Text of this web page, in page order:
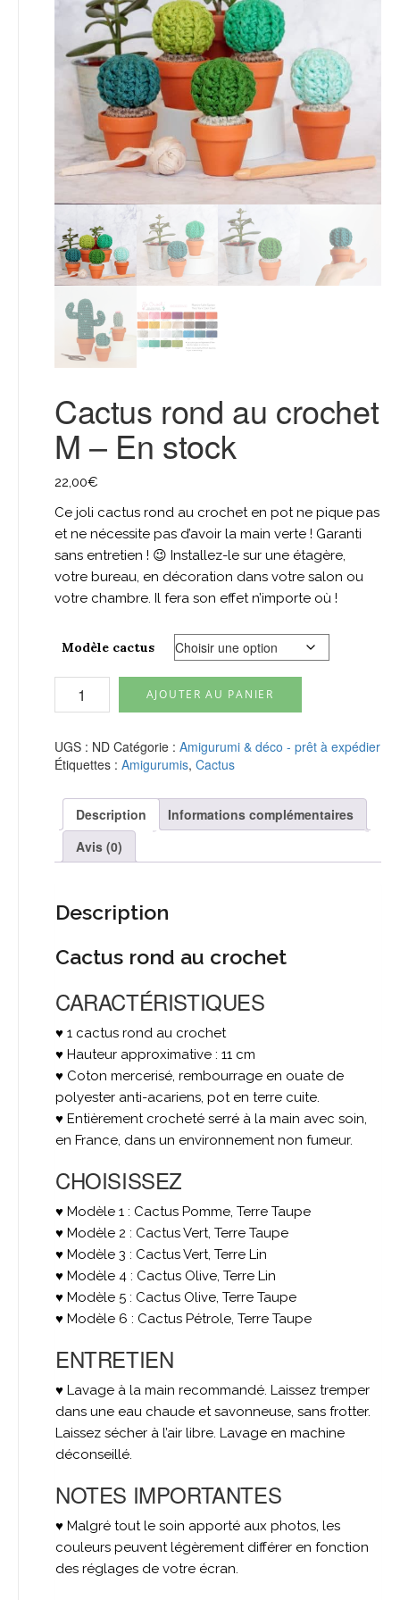
Cactus rond au crochet
M – En stock
22,00€
Ce joli cactus rond au crochet en pot ne pique pas
et ne nécessite pas d’avoir la main verte ! Garanti
sans entretien ! 😉 Installez-le sur une étagère,
votre bureau, en décoration dans votre salon ou
votre chambre. Il fera son effet n’importe où !
Modèle cactus
rond
au
crochet
En
stock
AJOUTER AU PANIER
UGS : ND Catégorie : Amigurumi & déco - prêt à expédier
Étiquettes : Amigurumis, Cactus
Description
Informations complémentaires
Avis (0)
Description
Cactus rond au crochet
CARACTÉRISTIQUES
♥ 1 cactus rond au crochet
♥ Hauteur approximative : 11 cm
♥ Coton mercerisé, rembourrage en ouate de
polyester anti-acariens, pot en terre cuite.
♥ Entièrement crocheté serré à la main avec soin,
en France, dans un environnement non fumeur.
CHOISISSEZ
♥ Modèle 1 : Cactus Pomme, Terre Taupe
♥ Modèle 2 : Cactus Vert, Terre Taupe
♥ Modèle 3 : Cactus Vert, Terre Lin
♥ Modèle 4 : Cactus Olive, Terre Lin
♥ Modèle 5 : Cactus Olive, Terre Taupe
♥ Modèle 6 : Cactus Pétrole, Terre Taupe
ENTRETIEN
♥ Lavage à la main recommandé. Laissez tremper
dans une eau chaude et savonneuse, sans frotter.
Laissez sécher à l’air libre. Lavage en machine
déconseillé.
NOTES IMPORTANTES
♥ Malgré tout le soin apporté aux photos, les
couleurs peuvent légèrement différer en fonction
des réglages de votre écran.